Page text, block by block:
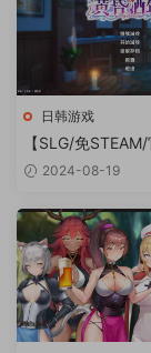
日韩游戏
【SLG/免
酒馆 V1.1.2+DLC
usk Pub for mac
存档/赠windows
2024-08-19